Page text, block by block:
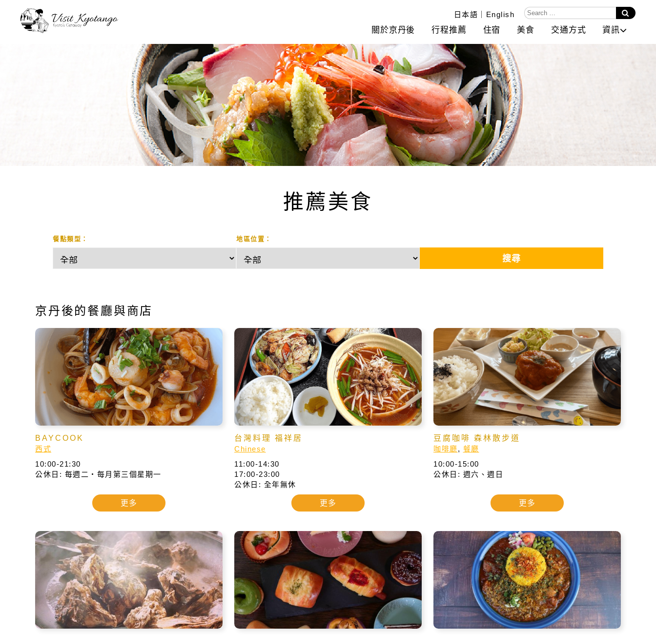
日本語 English
關於京丹後 行程推薦 住宿 美食 交通方式 資訊
推薦美食
餐點類型： 地區位置：
京丹後的餐廳與商店
BAYCOOK
西式
10:00-21:30
公休日: 每週二・每月第三個星期一
更多
台灣料理 福祥居
Chinese
11:00-14:30
17:00-23:00
公休日: 全年無休
更多
豆腐咖啡 森林散步道
咖啡廳, 餐廳
10:00-15:00
公休日: 週六、週日
更多